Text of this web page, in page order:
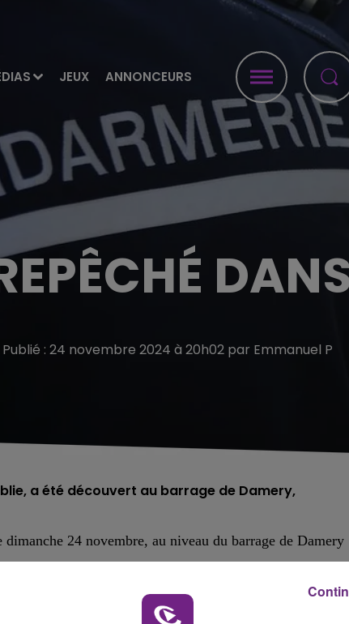
JEUX ANNONCEURS
Publié : 24 novembre 2024 à 20h02 par Emmanuel P
a été découvert au barrage de Damery,
24 novembre, au niveau du barrage de Damery
de France ont découvert un homme sans vie.